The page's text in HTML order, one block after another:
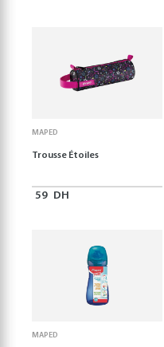
MAPED
Trousse Étoiles
59 DH
MAPED